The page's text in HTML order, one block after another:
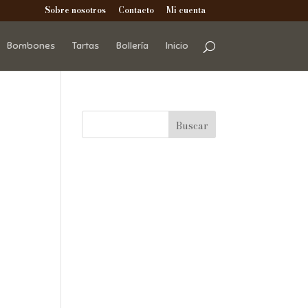
Sobre nosotros Contacto Mi cuenta
Bombones Tartas Bollería Inicio